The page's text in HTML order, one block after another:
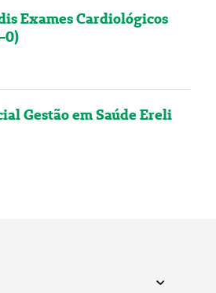
Exames Cardiológicos
0)
Gestão em Saúde Ereli